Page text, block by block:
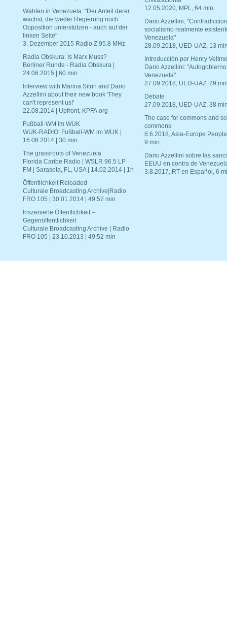
Wahlen in Venezuela: "Der Anteil derer
wächst, die weder Regierung noch
Opposition unterstützen - auch auf der
linken Seite"
3. Dezember 2015 Radio Z 95.8 MHz
Radia Obskura: Is Marx Muss?
Berliner Runde - Radia Obskura |
24.06.2015 | 60 min.
Interview with Marina Sitrin and Dario
Azzellini about their new book 'They
can't represent us!'
22.08.2014 | Upfront, KPFA.org
Fußball-WM im WUK
WUK-RADIO: Fußball-WM im WUK |
16.06.2014 | 30 min
The grassroots of Venezuela
Florida Caribe Radio | WSLR 96.5 LP
FM | Sarasota, FL, USA | 14.02.2014 | 1h
Öffentlichkeit Reloaded
Culturale Broadcasting Archive|Radio
FRO 105 | 30.01.2014 | 49:52 min
Inszenierte Öffentlichkeit –
Gegenöffentlichkeit
Culturale Broadcasting Archive | Radio
FRO 105 | 23.10.2013 | 49:52 min
12.05.2020, MPL, 64 min.
Dario Azzellini,
socialismo realmente
Venezuela"
28.09.2018, UED-UAZ, 13
Introducción por Henry
Dario Azzellini:
Venezuela"
27.09.2018, UED-UAZ, 29
Debate
27.09.2018, UED-UAZ, 38
The case for commons and
commons
8.6.2018, Asia-Europe
9 min.
Dario Azzellini sobre las
EEUU en contra de
3.8.2017, RT en Español, 6